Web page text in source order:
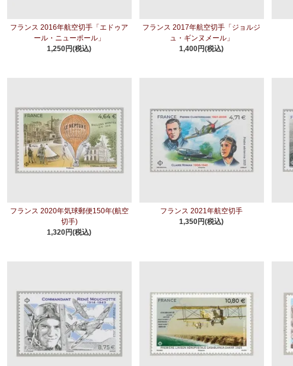
フランス 2016年航空切手「エドゥア
ール・ニューポール」
1,250円(税込)
フランス 2017年航空切手「ジョルジ
ュ・ギンヌメール」
1,400円(税込)
フランス 2020年気球郵便150年(航空
切手)
1,320円(税込)
フランス 2021年航空切手
1,350円(税込)